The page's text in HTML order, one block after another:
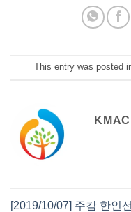
This entry was posted
KMAC
[2019/10/07] 주캄 한인